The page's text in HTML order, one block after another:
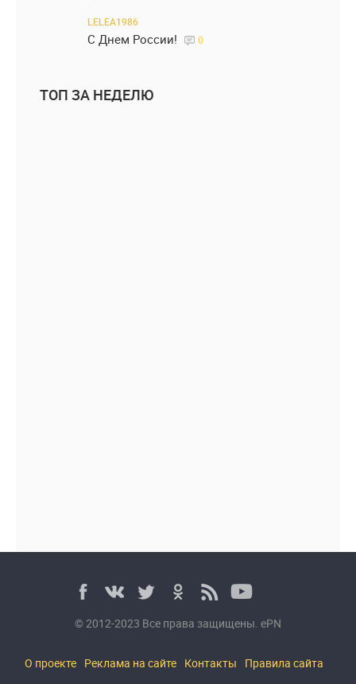
LELEA1986
С Днем России! 0
ТОП ЗА НЕДЕЛЮ
© 2012-2023 Все права защищены. ePN
О проекте Реклама на сайте Контакты Правила сайта